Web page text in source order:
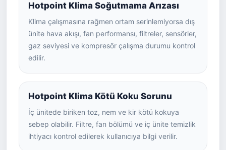
Hotpoint Klima Soğutmama Arızası
Klima çalışmasına rağmen ortam serinlemiyorsa dış
ünite hava akışı, fan performansı, filtreler, sensörler,
gaz seviyesi ve kompresör çalışma durumu kontrol
edilir.
Hotpoint Klima Kötü Koku Sorunu
İç ünitede biriken toz, nem ve kir kötü kokuya
sebep olabilir. Filtre, fan bölümü ve iç ünite temizlik
ihtiyacı kontrol edilerek kullanıcıya bilgi verilir.